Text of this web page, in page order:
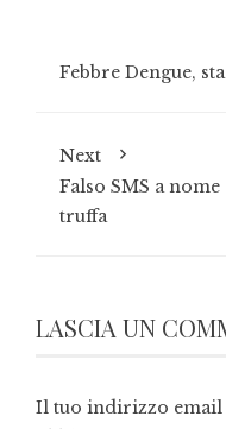
Febbre Dengue,
Next
Falso SMS a
truffa
LASCIA UN
Il tuo indirizzo email